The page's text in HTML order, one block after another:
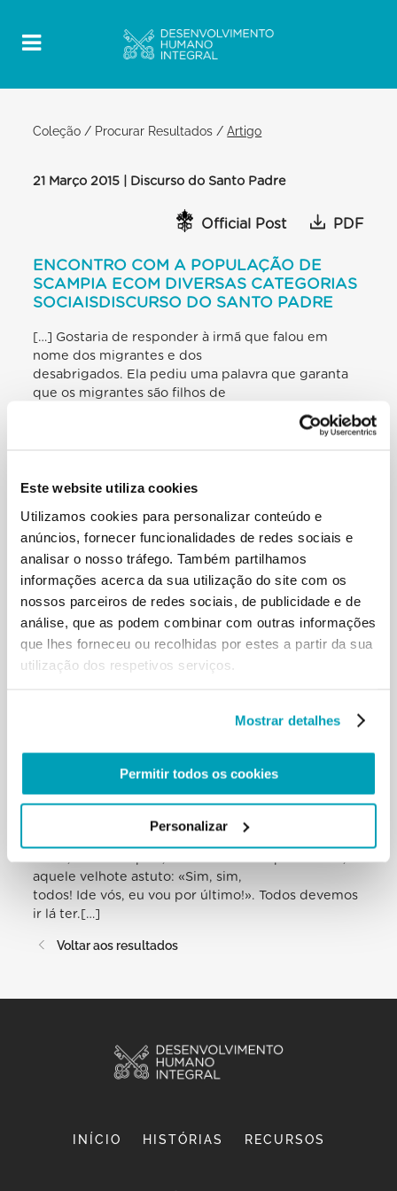
Este website utiliza cookies
Utilizamos cookies para personalizar conteúdo e
anúncios, fornecer funcionalidades de redes sociais e
analisar o nosso tráfego. Também partilhamos
informações acerca da sua utilização do site com os
nossos parceiros de redes sociais, de publicidade e de
análise, que as podem combinar com outras informações
que lhes forneceu ou recolhidas por estes a partir da sua
utilização dos respetivos serviços.
Mostrar detalhes
Permitir todos os cookies
Personalizar
Coleção / Procurar Resultados /Artigo
21 Março 2015 | Discurso do Santo Padre
Official Post PDF
ENCONTRO COM A POPULAÇÃO DE
SCAMPIA ECOM DIVERSAS CATEGORIAS
SOCIAISDISCURSO DO SANTO PADRE
[…] Gostaria de responder à irmã que falou em
nome dos migrantes e dos
desabrigados. Ela pediu uma palavra que garanta
que os migrantes são filhos de
Deus e que são cidadãos. Mas é necessário chegar a
migrantes que são cidadãos, que são como nós,
como nós, porque todos nós somos migrantes rumo
a outra pátria, e talvez todos
chegaremos lá. E ninguém se perca pelo caminho!
Todos somos migrantes, filhos
de Deus que nos pôs todos a caminho. Não
podemos dizer: «Mas os migrantes são
assim… Nós somos…». Não! Todos somos migrantes,
esta palavra que todos somos migrantes não está
desejados, filhos salvos. Pensemos
nenhum de nós tem um domicílio
fixo nesta terra, todos temos que ir. E todos temos
aquele velhote astuto: «Sim, sim,
todos! Ide vós, eu vou por último!». Todos devemos
ir lá ter.[…]
Voltar aos resultados
INÍCIO HISTÓRIAS RECURSOS